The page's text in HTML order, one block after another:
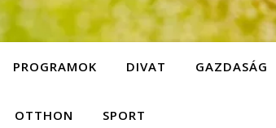
PROGRAMOK DIVAT GAZDASÁG
OTTHON SPORT